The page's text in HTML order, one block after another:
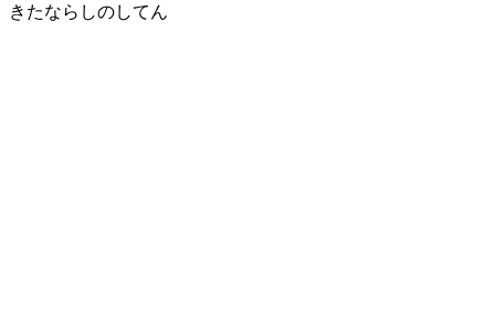
きたならしのしてん